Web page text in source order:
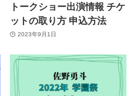
トークショー出演情報 チケ
ットの取り方 申込方法
2023年9月1日